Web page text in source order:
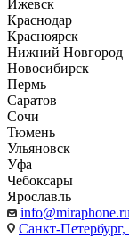
Ижевск
Краснодар
Красноярск
Нижний Новгород
Новосибирск
Пермь
Саратов
Сочи
Тюмень
Ульяновск
Уфа
Чебоксары
Ярославль
info@miraphone.ru
Санкт-Петербург,